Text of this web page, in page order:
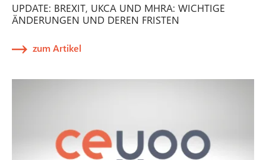
UPDATE: BREXIT, UKCA UND MHRA: WICHTIGE
ÄNDERUNGEN UND DEREN FRISTEN
zum Artikel